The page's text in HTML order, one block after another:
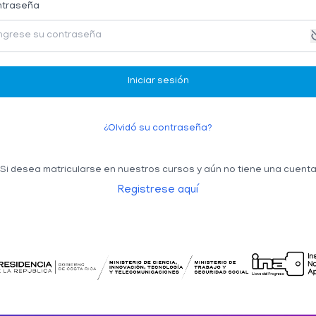
Iniciar sesión
¿Olvidó su contraseña?
Si desea matricularse en nuestros cursos y aún no tiene una cuenta
Registrese aquí